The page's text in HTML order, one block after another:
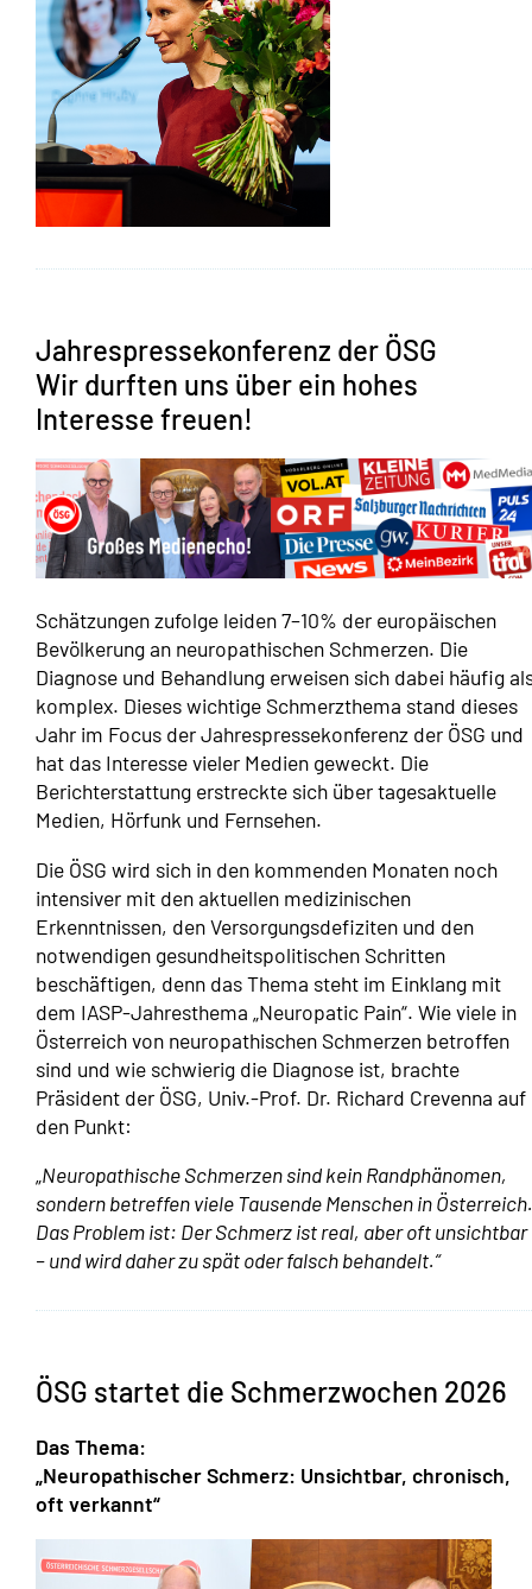
Jahrespressekonferenz der ÖSG
Wir durften uns über ein hohes
Interesse freuen!
Schätzungen zufolge leiden 7–10% der europäischen
Bevölkerung an neuropathischen Schmerzen. Die
Diagnose und Behandlung erweisen sich dabei häufig
komplex. Dieses wichtige Schmerzthema stand dieses
Jahr im Focus der Jahrespressekonferenz der ÖSG und
hat das Interesse vieler Medien geweckt. Die
Berichterstattung erstreckte sich über tagesaktuelle
Medien, Hörfunk und Fernsehen.
Die ÖSG wird sich in den kommenden Monaten noch
intensiver mit den aktuellen medizinischen
Erkenntnissen, den Versorgungsdefiziten und den
notwendigen gesundheitspolitischen Schritten
beschäftigen, denn das Thema steht im Einklang mit
dem IASP-Jahresthema „Neuropatic Pain“. Wie viele in
Österreich von neuropathischen Schmerzen betroffen
sind und wie schwierig die Diagnose ist, brachte
Präsident der ÖSG, Univ.-Prof. Dr. Richard Crevenna auf
den Punkt:
„Neuropathische Schmerzen sind kein Randphänomen,
sondern betreffen viele Tausende Menschen in Österreich.
Das Problem ist: Der Schmerz ist real, aber oft unsichtbar
– und wird daher zu spät oder falsch behandelt.“
ÖSG startet die Schmerzwochen 2026
Das Thema:
„Neuropathischer Schmerz: Unsichtbar, chronisch,
oft verkannt“